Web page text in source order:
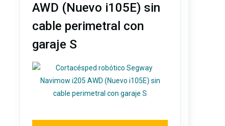
AWD (Nuevo i105E) sin
cable perimetral con
garaje S